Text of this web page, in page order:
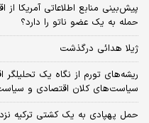
پیش‌بینی منابع اطلاعاتی آمریکا
حمله به یک عضو ناتو را دارد؟
ژیلا هدائی درگذشت
ریشه‌های تورم از نگاه یک
سیاست‌های کلان اقتصادی و
حمل پهپادی به یک کشتی ترکیه